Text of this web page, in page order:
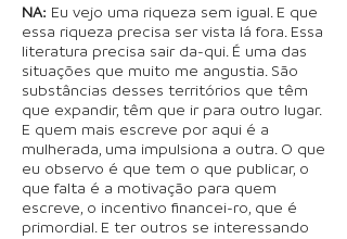
NA: Eu vejo uma riqueza sem igual. E que
essa riqueza precisa ser vista lá fora. Essa
literatura precisa sair da-qui. É uma das
situações que muito me angustia. São
substâncias desses territórios que têm
que expandir, têm que ir para outro lugar.
E quem mais escreve por aqui é a
mulherada, uma impulsiona a outra. O que
eu observo é que tem o que publicar, o
que falta é a motivação para quem
escreve, o incentivo financei-ro, que é
primordial. E ter outros se interessando